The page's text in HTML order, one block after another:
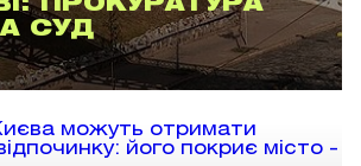
ПРОКУРАТУРА
СУД